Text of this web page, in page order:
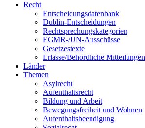
Recht
Entscheidungsdatenbank
Dublin-Entscheidungen
Rechtsprechungskategorien
EGMR-/UN-Ausschüsse
Gesetzestexte
Erlasse/Behördliche Mitteilungen
Länder
Themen
Asylrecht
Aufenthaltsrecht
Bildung und Arbeit
Bewegungsfreiheit und Wohnen
Aufenthaltsbeendigung